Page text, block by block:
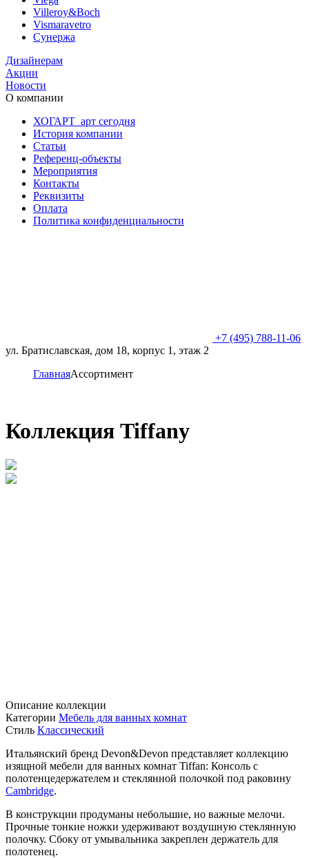
Villeroy&Boch
Vismaravetro
Сунержа
Дизайнерам
Акции
Новости
О компании
ХОГАРТ_арт сегодня
История компании
Статьи
Референц-объекты
Мероприятия
Контакты
Реквизиты
Оплата
Политика конфиденциальности
+7 (495) 788-11-06
ул. Братиславская, дом 18, корпус 1, этаж 2
ГлавнаяАссортимент
Коллекция Tiffany
Описание коллекции
Категории Мебель для ванных комнат
Стиль Классический
Итальянский бренд Devon&Devon представляет коллекцию
изящной мебели для ванных комнат Tiffan: Консоль с
полотенцедержателем и стеклянной полочкой под раковину
Cambridge.
В конструкции продуманы небольшие, но важные мелочи.
Прочные тонкие ножки удерживают воздушную стеклянную
полочку. Сбоку от умывальника закреплен держатель для
полотенец.